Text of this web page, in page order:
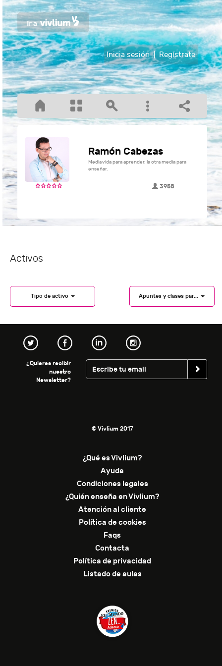
Inicia sesión | Regístrate
Ramón Cabezas
Media vida para aprender, la otra media para
enseñar.
3958
Activos
Tipo de activo Apuntes y clases par...
¿Quieres recibir
nuestro
Newsletter?
© Vivlium 2017
¿Qué es Vivlium?
Ayuda
Condiciones legales
¿Quién enseña en Vivlium?
Atención al cliente
Política de cookies
Faqs
Contacta
Política de privacidad
Listado de aulas